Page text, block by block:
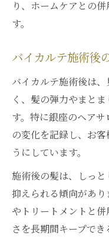
り、ホームケアとの
す。
バイカルテ施術後
バイカルテ施術後は
く、髪の弾力やまと
す。特に銀座のヘア
の変化を記録し、お
うにしています。
施術後の髪は、しっ
抑えられる傾向があ
やトリートメントと
さを長期間キープで